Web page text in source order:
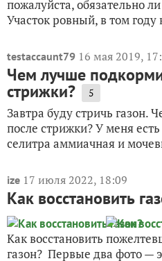
пожалуйста, обязательно
Участок ровный, в том году
testaccaunt79 16 мая 2019,
Чем лучше
стрижки? 5
Завтра буду стричь газон.
после стрижки? У меня
селитра аммиачная и
ize 17 июля 2022, 18:09
Как восстановить
Как восстановить
газон? Первые два фото —